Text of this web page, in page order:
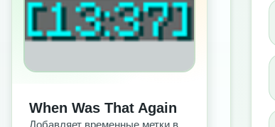
When Was That Again